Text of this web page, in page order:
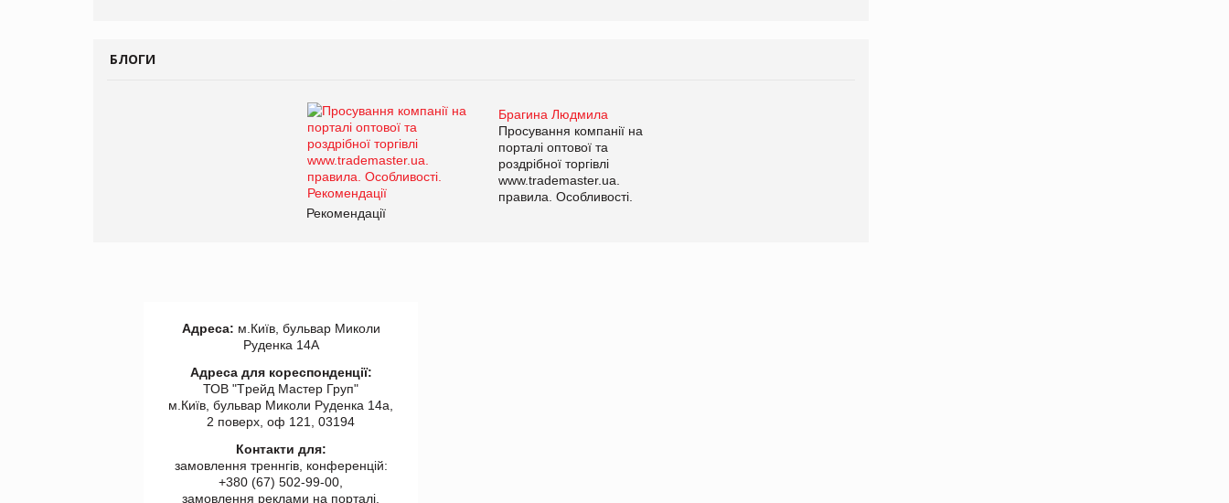
БЛОГИ
Брагина Людмила
Просування компанії на
порталі оптової та
роздрібної торгівлі
www.trademaster.ua.
правила. Особливості.
Рекомендації
Адреса: м.Київ, бульвар Миколи
Руденка 14А
Адреса для кореспонденції:
ТОВ "Tрейд Мастер Груп"
м.Київ, бульвар Миколи Руденка 14а,
2 поверх, оф 121, 03194
Контакти для:
замовлення треннгів, конференцій:
+380 (67) 502-99-00,
замовлення реклами на порталі,